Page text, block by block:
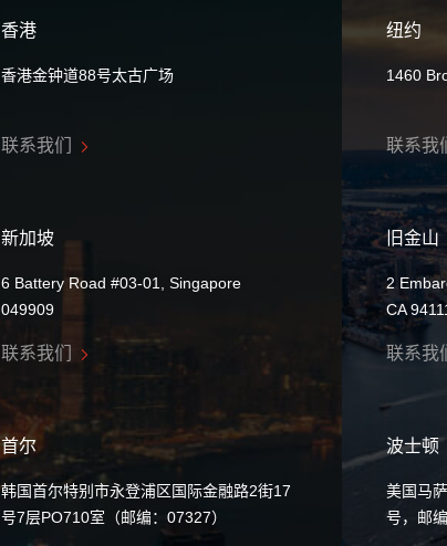
香港
香港金钟道88号太古广场
联系我们
新加坡
6 Battery Road #03-01, Singapore
049909
联系我们
首尔
韩国首尔特别市永登浦区国际金融路2街17
号7层PO710室（邮编：07327）
纽约
1460
联系我
旧金山
2
CA
联系我
波士顿
美国马
号，邮